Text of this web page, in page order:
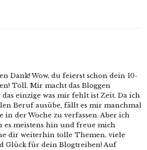
Dank! Wow, du feierst schon dein 10-
Toll. Mir macht das Bloggen
einzige was mir fehlt ist Zeit. Da ich
Beruf ausübe, fällt es mir manchmal
in der Woche zu verfassen. Aber ich
es meistens hin und freue mich
dir weiterhin tolle Themen, viele
Glück für dein Blogtreiben! Auf